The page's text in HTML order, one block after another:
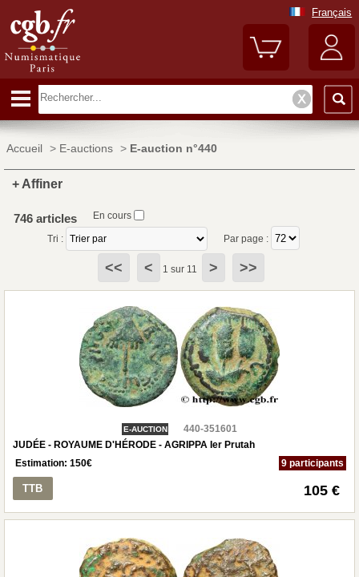
Français
Accueil > E-auctions > E-auction n°440
+ Affiner
746 articles En cours
Tri : Par page :
<< < 1 sur 11 > >>
E-AUCTION
440-351601
JUDÉE - ROYAUME D'HÉRODE - AGRIPPA Ier Prutah
Estimation: 150€ 9 participants
TTB 105 €